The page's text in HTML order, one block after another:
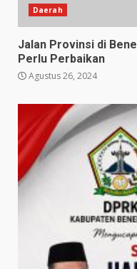
Daerah
Jalan Provinsi di
Perlu Perbaikan
Agustus 26, 2024